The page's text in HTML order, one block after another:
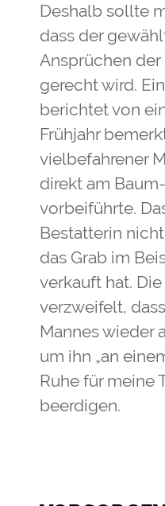
Deshalb sollte
dass der
Ansprüchen
gerecht wird.
berichtet von
Frühjahr
vielbefahrener
direkt am
vorbeiführte.
Bestatterin
das Grab im
verkauft hat. Die
verzweifelt,
Mannes wieder
um ihn „an
Ruhe für meine
beerdigen.